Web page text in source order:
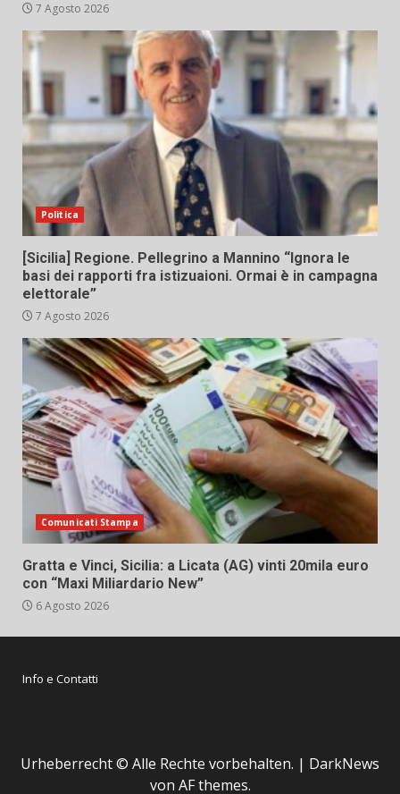
7 Agosto 2026
Politica
[Sicilia] Regione. Pellegrino a Mannino “Ignora le
basi dei rapporti fra istizuaioni. Ormai è in campagna
elettorale”
7 Agosto 2026
Comunicati Stampa
Gratta e Vinci, Sicilia: a Licata (AG) vinti 20mila euro
con “Maxi Miliardario New”
6 Agosto 2026
Info e Contatti
Urheberrecht © Alle Rechte vorbehalten. | DarkNews
von AF themes.